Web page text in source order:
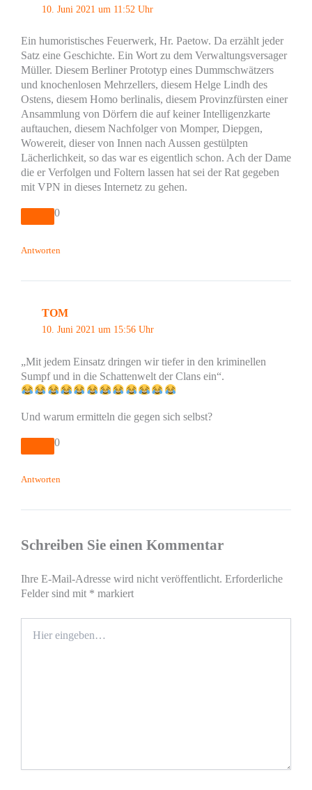
10. Juni 2021 um 11:52 Uhr
Ein humoristisches Feuerwerk, Hr. Paetow. Da erzählt jeder
Satz eine Geschichte. Ein Wort zu dem Verwaltungsversager
Müller. Diesem Berliner Prototyp eines Dummschwätzers
und knochenlosen Mehrzellers, diesem Helge Lindh des
Ostens, diesem Homo berlinalis, diesem Provinzfürsten einer
Ansammlung von Dörfern die auf keiner Intelligenzkarte
auftauchen, diesem Nachfolger von Momper, Diepgen,
Wowereit, dieser von Innen nach Aussen gestülpten
Lächerlichkeit, so das war es eigentlich schon. Ach der Dame
die er Verfolgen und Foltern lassen hat sei der Rat gegeben
mit VPN in dieses Internetz zu gehen.
0
Antworten
TOM
10. Juni 2021 um 15:56 Uhr
„Mit jedem Einsatz dringen wir tiefer in den kriminellen
Sumpf und in die Schattenwelt der Clans ein“.
Und warum ermitteln die gegen sich selbst?
0
Antworten
Schreiben Sie einen Kommentar
Ihre E-Mail-Adresse wird nicht veröffentlicht. Erforderliche
Felder sind mit * markiert
eingeben…